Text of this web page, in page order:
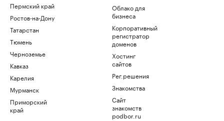
Пермский край
Ростов-на-Дону
Татарстан
Тюмень
Черноземье
Кавказ
Карелия
Мурманск
Приморский
край
Облако для
бизнеса
Корпоративный
регистратор
доменов
Хостинг
сайтов
Рег.решения
Знакомства
Сайт
знакомств
podbor.ru